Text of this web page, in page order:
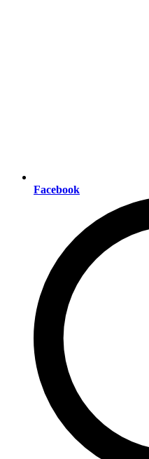
Facebook